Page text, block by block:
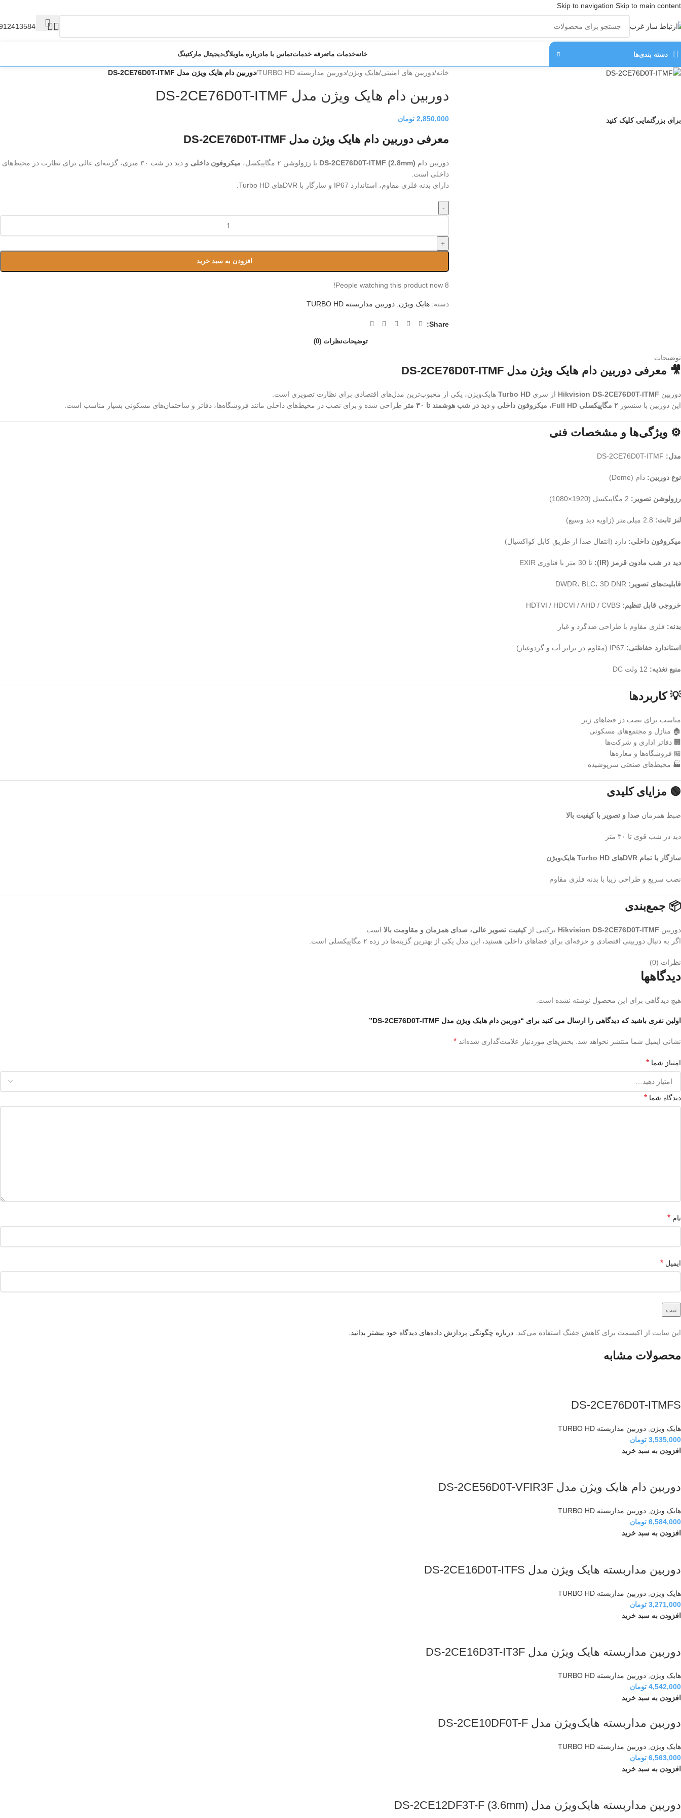
Skip to navigation Skip to main content
دسته‌ بندی‌ها خانهخدمات ماتعرفه خدماتتماس با مادرباره ماوبلاگدیجیتال مارکتینگ
برای بزرگنمایی کلیک کنید
خانه/دوربین های امنیتی/هایک ویژن/دوربین مداربسته TURBO HD /دوربین دام هایک ویژن مدل DS-2CE76D0T-ITMF
دوربین دام هایک ویژن مدل DS-2CE76D0T-ITMF
2,850,000 تومان
معرفی دوربین دام هایک ویژن مدل DS-2CE76D0T-ITMF
دوربین دام DS-2CE76D0T-ITMF (2.8mm) با رزولوشن ۲ مگاپیکسل، میکروفون داخلی
و دید در شب ۳۰ متری، گزینه‌ای عالی برای نظارت در محیط‌های
داخلی است.
دارای بدنه فلزی مقاوم، استاندارد IP67 و سازگار با DVRهای Turbo HD.
-
+
افزودن به سبد خرید
8
People watching this product now!
دسته: هایک ویژن دوربین مداربسته TURBO HD
Share:
توضیحاتنظرات (0)
توضیحات
🎥 معرفی دوربین دام هایک ویژن مدل DS-2CE76D0T-ITMF
دوربین Hikvision DS-2CE76D0T-ITMF از سری Turbo HD هایک‌ویژن، یکی از محبوب‌ترین مدل‌های اقتصادی برای نظارت تصویری است.
این دوربین با سنسور ۲ مگاپیکسلی Full HD ، میکروفون داخلی و دید در شب هوشمند تا ۳۰ متر طراحی شده و برای نصب در محیط‌های داخلی مانند فروشگاه‌ها، دفاتر و ساختمان‌های مسکونی بسیار مناسب است.
⚙️ ویژگی‌ها و مشخصات فنی
مدل:
نوع دوربین: دام (Dome)
رزولوشن تصویر:
لنز ثابت:
میکروفون داخلی: دارد (انتقال صدا از طریق کابل کواکسیال)
دید در شب مادون قرمز (IR): تا 30 متر با فناوری EXIR
قابلیت‌های تصویر:
خروجی قابل تنظیم:
بدنه: فلزی مقاوم با طراحی ضدگرد و غبار
استاندارد حفاظتی:
منبع تغذیه:
💡 کاربردها
مناسب برای نصب در فضاهای زیر:
🏠 منازل و مجتمع‌های مسکونی
🏢 دفاتر اداری و شرکت‌ها
🏪 فروشگاه‌ها و مغازه‌ها
🏭 محیط‌های صنعتی سرپوشیده
🟢 مزایای کلیدی
ضبط همزمان صدا و تصویر با کیفیت بالا
دید در شب قوی تا ۳۰ متر
سازگار با تمام DVRهای Turbo HD هایک‌ویژن
نصب سریع و طراحی زیبا با بدنه فلزی مقاوم
📦 جمع‌بندی
دوربین Hikvision DS-2CE76D0T-ITMF ترکیبی ازکیفیت تصویر عالی، صدای همزمان و مقاومت بالا است.
اگر به دنبال دوربینی اقتصادی و حرفه‌ای برای فضاهای داخلی هستید، این مدل یکی از بهترین گزینه‌ها در رده ۲ مگاپیکسلی است.
نظرات (0)
دیدگاهها
هیچ دیدگاهی برای این محصول نوشته نشده است.
اولین نفری باشید که دیدگاهی را ارسال می کنید برای “دوربین دام هایک ویژن مدل DS-2CE76D0T-ITMF”
نشانی ایمیل شما منتشر نخواهد شد. بخش‌های موردنیاز علامت‌گذاری شده‌اند *
امتیاز شما *
دیدگاه شما *
نام *
ایمیل *
این سایت از اکیسمت برای کاهش جفنگ استفاده می‌کند. درباره چگونگی پردازش داده‌های دیدگاه خود بیشتر بدانید.
محصولات مشابه
DS-2CE76D0T-ITMFS
هایک ویژن دوربین مداربسته TURBO HD
3,535,000 تومان
افزودن به سبد خرید
دوربین دام هایک ویژن مدل DS-2CE56D0T-VFIR3F
هایک ویژن دوربین مداربسته TURBO HD
6,584,000 تومان
افزودن به سبد خرید
دوربین مداربسته هایک ویژن مدل DS-2CE16D0T-ITFS
هایک ویژن دوربین مداربسته TURBO HD
3,271,000 تومان
افزودن به سبد خرید
دوربین مداربسته هایک ویژن مدل DS-2CE16D3T-IT3F
هایک ویژن, دوربین مداربسته TURBO HD
4,542,000 تومان
افزودن به سبد خرید
دوربین مداربسته هایک‌ویژن مدل DS-2CE10DF0T-F
هایک ویژن دوربین مداربسته TURBO HD
6,563,000 تومان
افزودن به سبد خرید
دوربین مداربسته هایک‌ویژن مدل DS-2CE12DF3T-F (3.6mm)